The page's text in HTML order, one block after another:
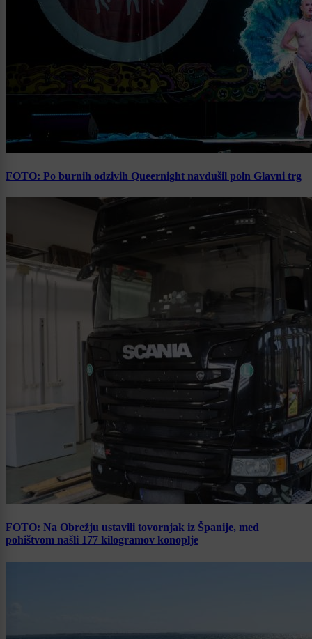
FOTO: Po burnih odzivih Queernight navdušil poln Glavni trg
FOTO: Na Obrežju ustavili tovornjak iz Španije, med
pohištvom našli 177 kilogramov konoplje